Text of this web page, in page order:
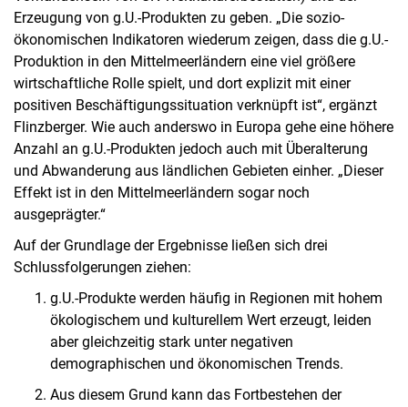
Erzeugung von g.U.-Produkten zu geben. „Die sozio-
ökonomischen Indikatoren wiederum zeigen, dass die g.U.-
Produktion in den Mittelmeerländern eine viel größere
wirtschaftliche Rolle spielt, und dort explizit mit einer
positiven Beschäftigungssituation verknüpft ist“, ergänzt
Flinzberger. Wie auch anderswo in Europa gehe eine höhere
Anzahl an g.U.-Produkten jedoch auch mit Überalterung
und Abwanderung aus ländlichen Gebieten einher. „Dieser
Effekt ist in den Mittelmeerländern sogar noch
ausgeprägter.“
Auf der Grundlage der Ergebnisse ließen sich drei
Schlussfolgerungen ziehen:
g.U.-Produkte werden häufig in Regionen mit hohem
ökologischem und kulturellem Wert erzeugt, leiden
aber gleichzeitig stark unter negativen
demographischen und ökonomischen Trends.
Aus diesem Grund kann das Fortbestehen der